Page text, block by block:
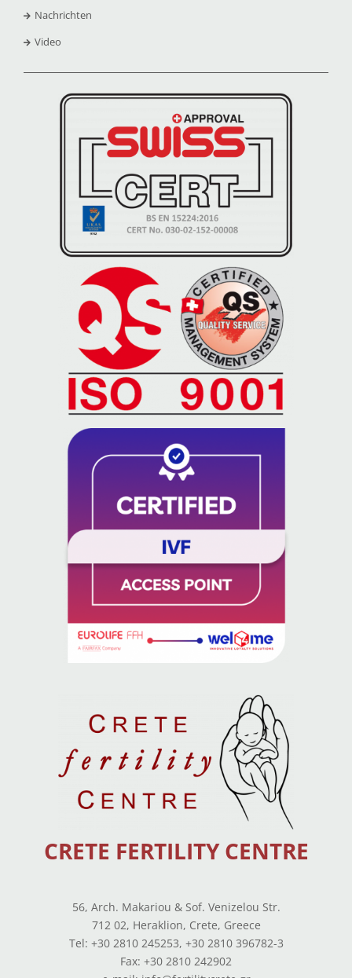
Nachrichten
Video
CRETE FERTILITY CENTRE
56, Arch. Makariou & Sof. Venizelou Str.
712 02, Heraklion, Crete, Greece
Tel: +30 2810 245253, +30 2810 396782-3
Fax: +30 2810 242902